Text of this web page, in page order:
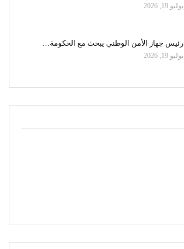
يوليو 19, 2026
رئيس جهاز الأمن الوطني يبحث مع الحكومة…
يوليو 19, 2026